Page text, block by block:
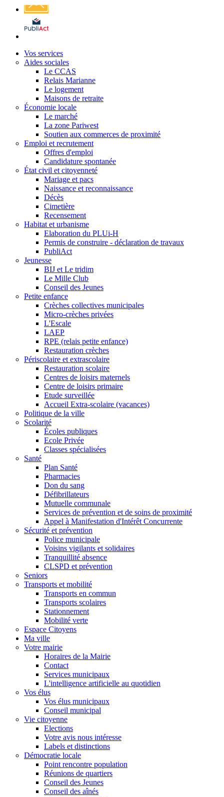
Affichage
légal
Vos services
Aides sociales
Le CCAS
Relais Marianne
Le logement
Maisons de retraite
Économie locale
Le marché
La zone Pariwest
Soutien aux commerces de proximité
Emploi et recrutement
Offres d'emploi
Candidature spontanée
État civil et citoyenneté
Mariage et pacs
Naissance et reconnaissance
Décès
Cimetière
Recensement
Habitat et urbanisme
Elaboration du PLUi-H
Permis de construire - déclaration de travaux
PubliAct
Jeunesse
BIJ et Le tridim
Le Mille Club
Conseil des Jeunes
Petite enfance
Crèches collectives municipales
Micro-crèches privées
L'Escale
LAEP
RPE (relais petite enfance)
Restauration crèches
Périscolaire et extrascolaire
Restauration scolaire
Centres de loisirs maternels
Centre de loisirs primaire
Etude surveillée
Accueil Extra-scolaire (vacances)
Politique de la ville
Scolarité
Écoles publiques
Ecole Privée
Classes spécialisées
Santé
Plan Santé
Pharmacies
Don du sang
Défibrillateurs
Mutuelle communale
Services de prévention et de soins de proximité
Appel à Manifestation d'Intérêt Concurrente
Sécurité et prévention
Police municipale
Voisins vigilants et solidaires
Tranquillité absence
CLSPD et prévention
Seniors
Transports et mobilité
Transports en commun
Transports scolaires
Stationnement
Mobilité verte
Espace Citoyens
Ma ville
Votre mairie
Horaires de la Mairie
Contact
Services municipaux
L'intelligence artificielle au quotidien
Vos élus
Vos élus municipaux
Conseil municipal
Vie citoyenne
Elections
Votre avis nous intéresse
Labels et distinctions
Démocratie locale
Point rencontre population
Réunions de quartiers
Conseil des Jeunes
Conseil des aînés